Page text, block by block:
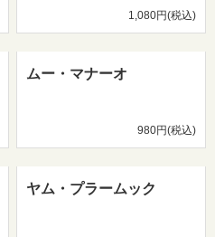
1,080円(税込)
ムー・マナーオ
980円(税込)
ヤム・プラームック